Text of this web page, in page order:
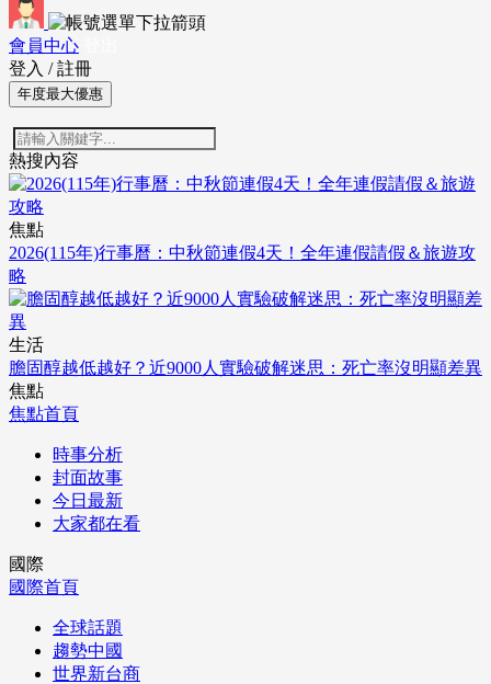
會員中心
登入 / 註冊
年度最大優惠
熱搜內容
焦點
2026(115年)行事曆：中秋節連假4天！全年連假請假＆旅遊攻
略
生活
膽固醇越低越好？近9000人實驗破解迷思：死亡率沒明顯差異
焦點
焦點首頁
時事分析
封面故事
今日最新
大家都在看
國際
國際首頁
全球話題
趨勢中國
世界新台商